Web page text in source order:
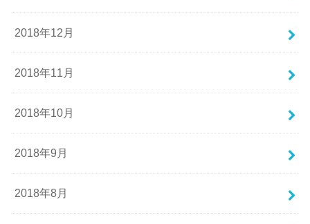
2018年12月
2018年11月
2018年10月
2018年9月
2018年8月